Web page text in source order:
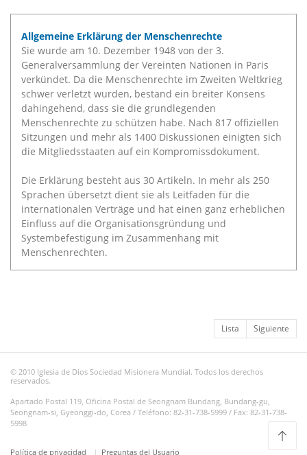
Allgemeine Erklärung der Menschenrechte
Sie wurde am 10. Dezember 1948 von der 3.
Generalversammlung der Vereinten Nationen in Paris
verkündet. Da die Menschenrechte im Zweiten Weltkrieg
schwer verletzt wurden, bestand ein breiter Konsens
dahingehend, dass sie die grundlegenden
Menschenrechte zu schützen habe. Nach 817 offiziellen
Sitzungen und mehr als 1400 Diskussionen einigten sich
die Mitgliedsstaaten auf ein Kompromissdokument.
Die Erklärung besteht aus 30 Artikeln. In mehr als 250
Sprachen übersetzt dient sie als Leitfaden für die
internationalen Verträge und hat einen ganz erheblichen
Einfluss auf die Organisationsgründung und
Systembefestigung im Zusammenhang mit
Menschenrechten.
Lista Siguiente
© 2010 Iglesia de Dios Sociedad Misionera Mundial. Todos los derechos
reservados.
Apartado Postal 119, Oficina Postal de Seongnam Bundang, Bundang-gu,
Seongnam-si, Gyeonggi-do, Corea / Teléfono: 82-31-738-5999 / Fax: 82-31-738-
5998
Política de privacidad Preguntas del Usuario